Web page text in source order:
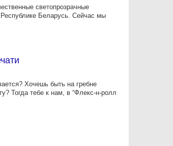
светопрозрачные
Беларусь. Сейчас мы
Хочешь быть на гребне
Тогда тебе к нам, в “Флекс-н-ролл